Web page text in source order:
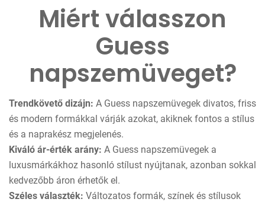
Miért válasszon
Guess
napszemüveget?
Trendkövető dizájn: A Guess napszemüvegek divatos, friss
és modern formákkal várják azokat, akiknek fontos a stílus
és a naprakész megjelenés.
Kiváló ár-érték arány: A Guess napszemüvegek a
luxusmárkákhoz hasonló stílust nyújtanak, azonban sokkal
kedvezőbb áron érhetők el.
Széles választék: Változatos formák, színek és stílusok